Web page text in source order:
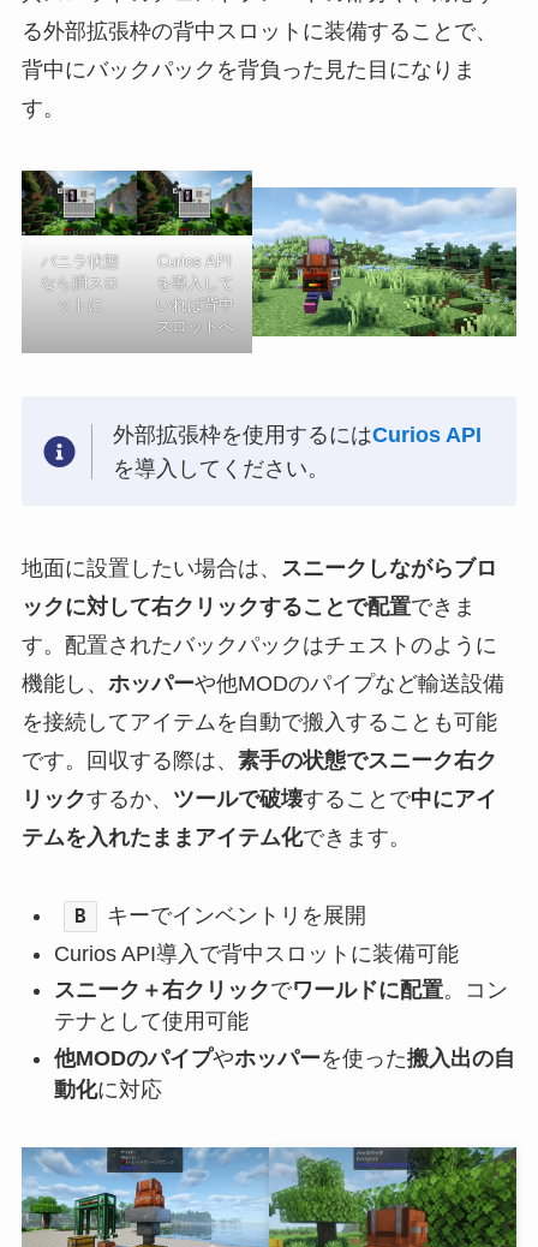
る外部拡張枠の背中スロットに装備することで、
背中にバックパックを背負った見た目になりま
す。
バニラ状態
なら胴スロ
ットに
Curios API
を導入して
いれば背中
スロットへ
外部拡張枠を使用するにはCurios API
を導入してください。
地面に設置したい場合は、 スニークしながらブロ
ックに対して右クリックすることで配置できま
す。配置されたバックパックはチェストのように
機能し、 ホッパーや他MODのパイプなど輸送設備
を接続してアイテムを自動で搬入することも可能
です。回収する際は、 素手の状態でスニーク右ク
リックするか、 ツールで破壊することで中にアイ
テムを入れたままアイテム化できます。
B
キーでインベントリを展開
Curios API導入で背中スロットに装備可能
スニーク＋右クリックでワールドに配置。コン
テナとして使用可能
他MODのパイプやホッパーを使った搬入出の自
動化に対応